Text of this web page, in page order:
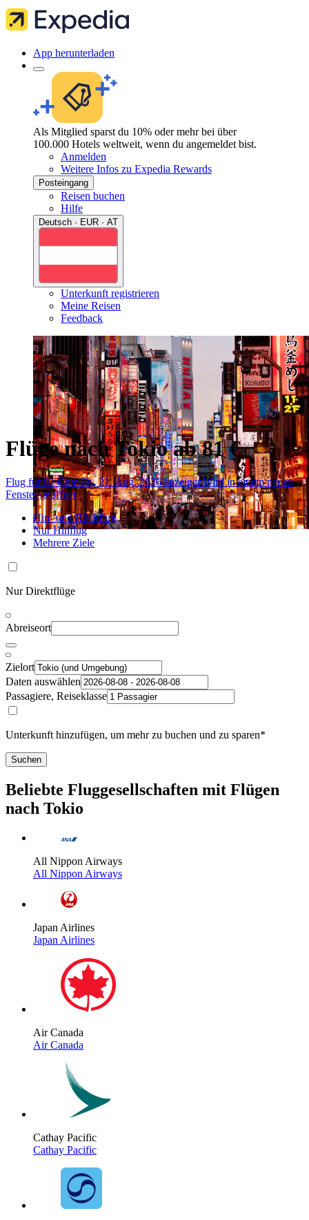
App herunterladen
Als Mitglied sparst du 10% oder mehr bei über
100.000 Hotels weltweit, wenn du angemeldet bist.
Anmelden
Weitere Infos zu Expedia Rewards
Posteingang
Reisen buchen
Hilfe
Deutsch · EUR · AT
Unterkunft registrieren
Meine Reisen
Feedback
Flüge nach Tokio ab 81 €
Flug für 81 € am Fr., 21. Aug. 2026 anzeigenWird in einem neuen
Fenster geöffnet
Hin- und Rückflug
Nur Hinflug
Mehrere Ziele
Nur Direktflüge
Abreiseort
Zielort
Daten auswählen
Passagiere, Reiseklasse
Unterkunft hinzufügen, um mehr zu buchen und zu sparen*
Suchen
Beliebte Fluggesellschaften mit Flügen
nach Tokio
All Nippon Airways
All Nippon Airways
Japan Airlines
Japan Airlines
Air Canada
Air Canada
Cathay Pacific
Cathay Pacific